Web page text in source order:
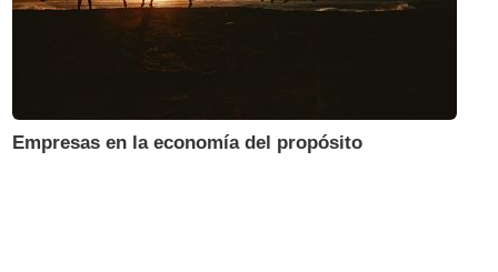
Empresas en la economía del propósito